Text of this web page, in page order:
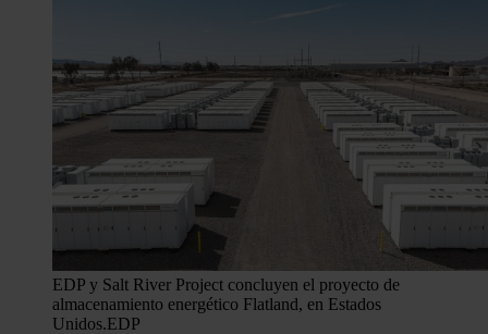
EDP y Salt River Project concluyen el proyecto de
almacenamiento energético Flatland, en Estados
Unidos.EDP